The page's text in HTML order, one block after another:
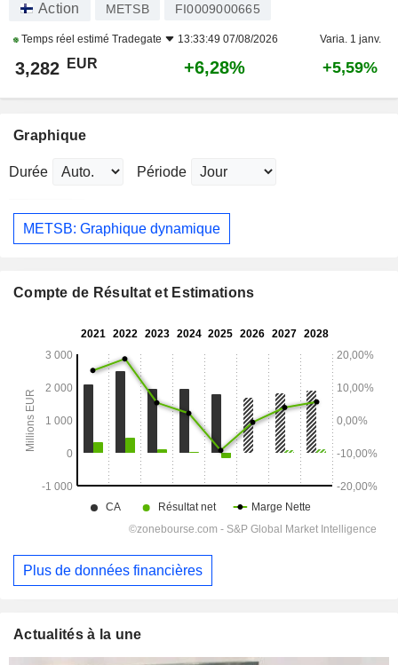
Action METSB FI0009000665
Temps réel estimé Tradegate 13:33:49 07/08/2026 Varia. 1 janv.
3,282 EUR +6,28% +5,59%
Graphique
Durée Période
METSB: Graphique dynamique
Compte de Résultat et Estimations
Plus de données financières
Actualités à la une